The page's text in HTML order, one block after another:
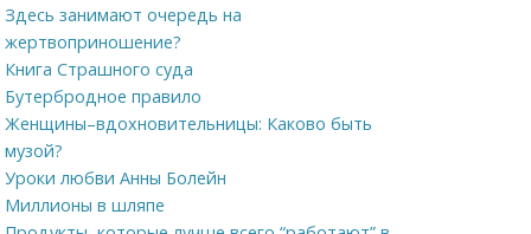
Здесь занимают очередь на
жертвоприношение?
Книга Страшного суда
Бутербродное правило
Женщины–вдохновительницы: Каково быть
музой?
Уроки любви Анны Болейн
Миллионы в шляпе